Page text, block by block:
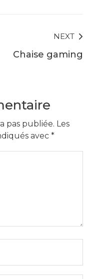
NEXT
Chaise gaming
pas publiée. Les
avec *